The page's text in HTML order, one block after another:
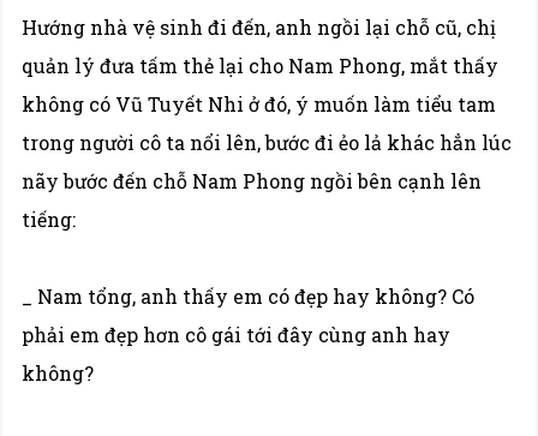
Hướng nhà vệ sinh đi đến, anh ngồi lại chỗ cũ, chị
quản lý đưa tấm thẻ lại cho Nam Phong, mắt thấy
không có Vũ Tuyết Nhi ở đó, ý muốn làm tiểu tam
trong người cô ta nổi lên, bước đi ẻo lả khác hẳn lúc
nãy bước đến chỗ Nam Phong ngồi bên cạnh lên
tiếng:
_ Nam tổng, anh thấy em có đẹp hay không? Có
phải em đẹp hơn cô gái tới đây cùng anh hay
không?